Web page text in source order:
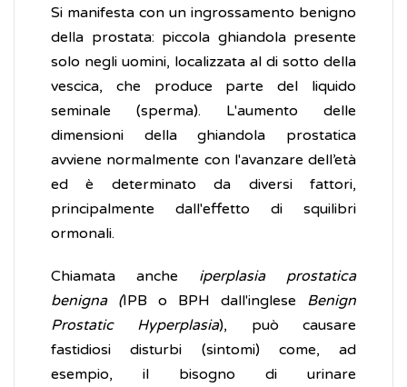
Si manifesta con un ingrossamento benigno
della prostata: piccola ghiandola presente
solo negli uomini, localizzata al di sotto della
vescica, che produce parte del liquido
seminale (sperma). L'aumento delle
dimensioni della ghiandola prostatica
avviene normalmente con l'avanzare dell’età
ed è determinato da diversi fattori,
principalmente dall'effetto di squilibri
ormonali.
Chiamata anche iperplasia prostatica
benigna (IPB o BPH dall'inglese Benign
Prostatic Hyperplasia), può causare
fastidiosi disturbi (sintomi) come, ad
esempio, il bisogno di urinare